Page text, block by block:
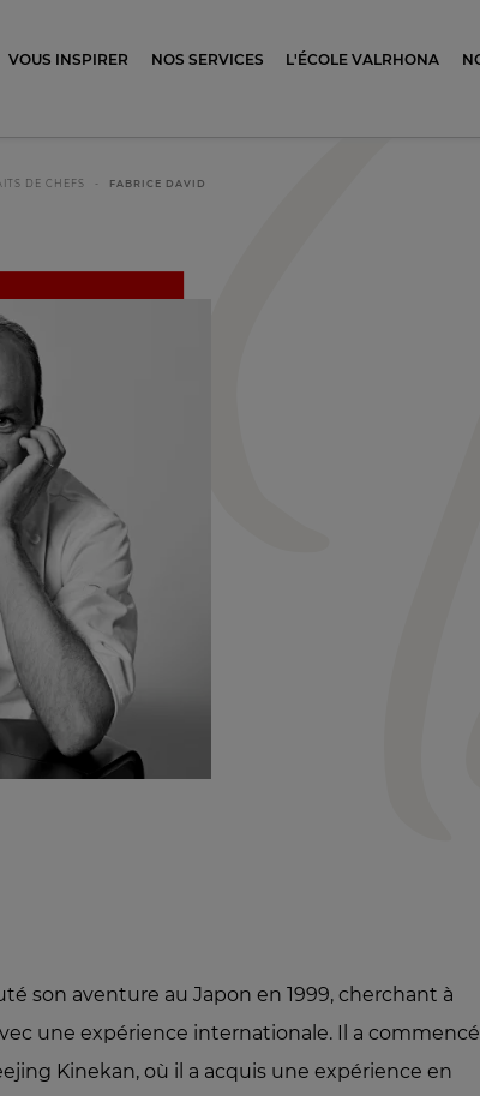
VOUS INSPIRER NOS SERVICES L'ÉCOLE VALRHONA
DE CHEFS FABRICE DAVID
son aventure au Japon en 1999, cherchant à
une expérience internationale. Il a commencé
Kinekan, où il a acquis une expérience en